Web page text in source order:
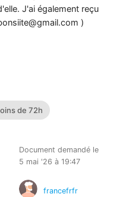
J'ai également reçu
)
de 72h
Document demandé le
5 mai '26 à 19:47
francefrfr